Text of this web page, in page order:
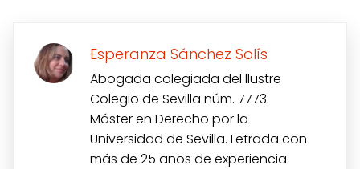
Esperanza Sánchez Solís
Abogada colegiada del Ilustre
Colegio de Sevilla núm. 7773.
Máster en Derecho por la
Universidad de Sevilla. Letrada con
más de 25 años de experiencia.